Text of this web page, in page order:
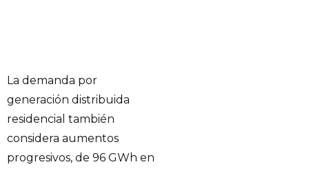
La demanda por
generación distribuida
residencial también
considera aumentos
progresivos, de 96 GWh en